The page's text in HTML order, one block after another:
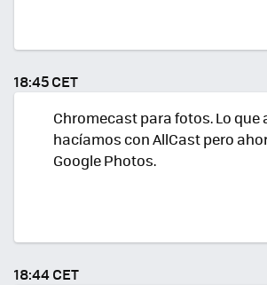
18:45 CET
Chromecast para fotos. Lo que
hacíamos con AllCast pero
Google Photos.
18:44 CET